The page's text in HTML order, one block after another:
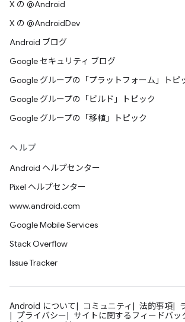
X の @Android
X の @AndroidDev
Android ブログ
Google セキュリティ ブログ
Google グループの「プラットフォーム」トピ
Google グループの「ビルド」トピック
Google グループの「移植」トピック
ヘルプ
Android ヘルプセンター
Pixel ヘルプセンター
www.android.com
Google Mobile Services
Stack Overflow
Issue Tracker
Android について コミュニティ 法的事項
プライバシー
サイトに関するフィードバッ